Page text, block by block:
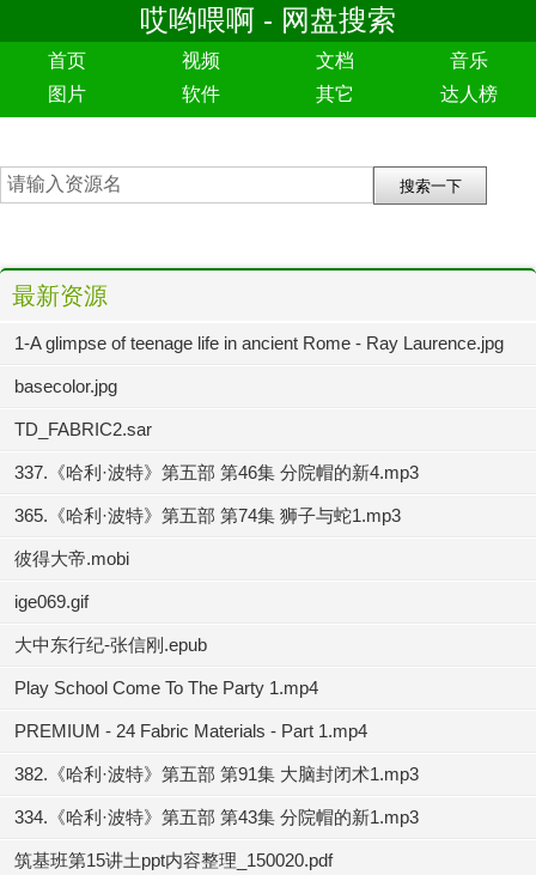
哎哟喂啊 - 网盘搜索
首页 视频 文档
音乐
图片
软件 其它 达人榜
最新资源
1-A glimpse of teenage life in ancient Rome - Ray Laurence.jpg
basecolor.jpg
TD_FABRIC2.sar
337.《哈利·波特》第五部 第46集 分院帽的新4.mp3
365.《哈利·波特》第五部 第74集 狮子与蛇1.mp3
彼得大帝.mobi
ige069.gif
大中东行纪-张信刚.epub
Play School Come To The Party 1.mp4
PREMIUM - 24 Fabric Materials - Part 1.mp4
382.《哈利·波特》第五部 第91集 大脑封闭术1.mp3
334.《哈利·波特》第五部 第43集 分院帽的新1.mp3
筑基班第15讲土ppt内容整理_150020.pdf